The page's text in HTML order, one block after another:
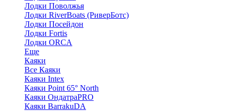
Лодки Поволжья
Лодки RiverBoats (РиверБотс)
Лодки Посейдон
Лодки Fortis
Лодки ORCA
Еще
Каяки
Все Каяки
Каяки Intex
Каяки Point 65° North
Каяки ОндатраPRO
Каяки BarrakuDA